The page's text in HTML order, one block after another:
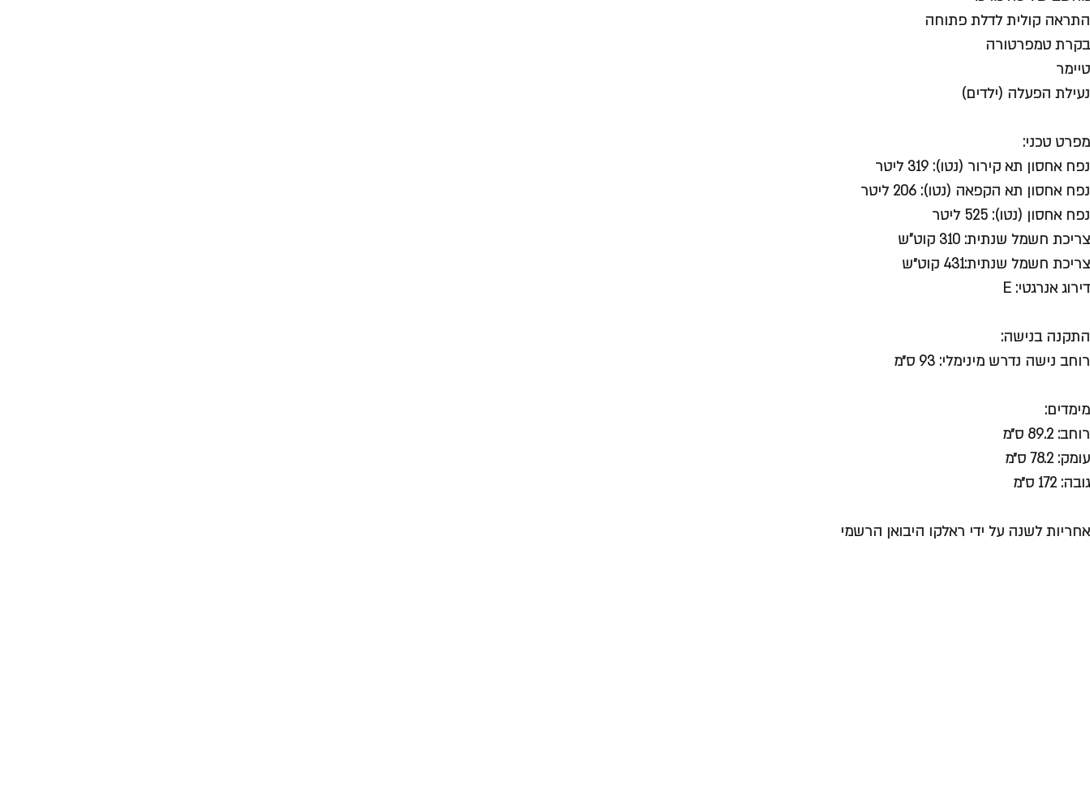
התראה קולית לדלת פתוחה
בקרת טמפרטורה
טיימר
נעילת הפעלה (ילדים)
מפרט טכני:
נפח אחסון תא קירור (נטו): 319 ליטר
נפח אחסון תא הקפאה (נטו): 206 ליטר
נפח אחסון (נטו): 525 ליטר
צריכת חשמל שנתית: 310 קוט"ש
צריכת חשמל שנתית:431 קוט״ש
דירוג אנרגטי: E
התקנה בנישה:
רוחב נישה נדרש מינימלי: 93 ס״מ
מימדים:
רוחב: 89.2 ס״מ
עומק: 78.2 ס״מ
גובה: 172 ס״מ
אחריות לשנה על ידי ראלקו היבואן הרשמי